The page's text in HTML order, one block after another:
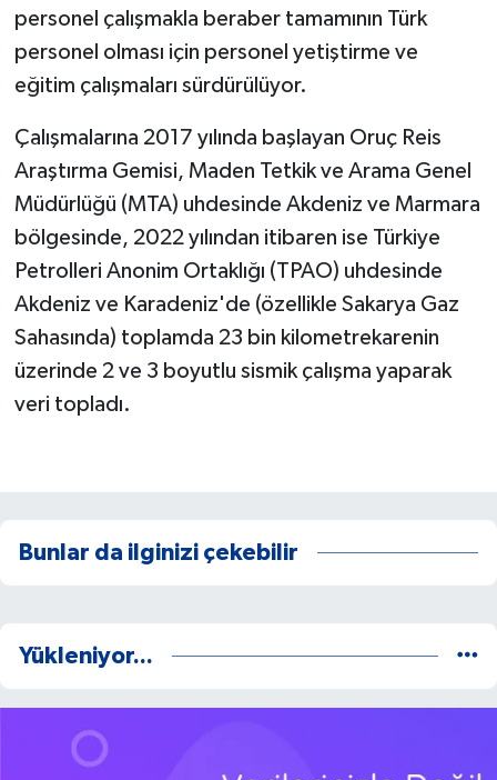
personel çalışmakla beraber tamamının Türk
personel olması için personel yetiştirme ve
eğitim çalışmaları sürdürülüyor.
Çalışmalarına 2017 yılında başlayan Oruç Reis
Araştırma Gemisi, Maden Tetkik ve Arama Genel
Müdürlüğü (MTA) uhdesinde Akdeniz ve Marmara
bölgesinde, 2022 yılından itibaren ise Türkiye
Petrolleri Anonim Ortaklığı (TPAO) uhdesinde
Akdeniz ve Karadeniz'de (özellikle Sakarya Gaz
Sahasında) toplamda 23 bin kilometrekarenin
üzerinde 2 ve 3 boyutlu sismik çalışma yaparak
veri topladı.
Bunlar da ilginizi çekebilir
Yükleniyor...